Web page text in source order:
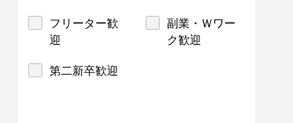
フリーター歓
迎
副業・Ｗワー
ク歓迎
第二新卒歓迎